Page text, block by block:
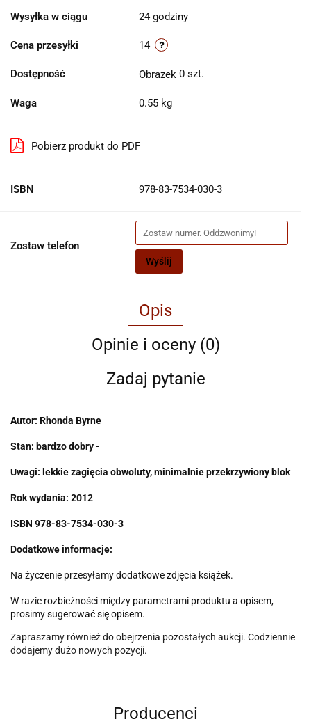
Wysyłka w ciągu 24 godziny
Cena przesyłki 14
Dostępność 0 szt.
Waga 0.55 kg
Pobierz produkt do PDF
ISBN 978-83-7534-030-3
Zostaw telefon
Wyślij
Opis
Opinie i oceny (0)
Zadaj pytanie
Autor: Rhonda Byrne
Stan: bardzo dobry -
Uwagi: lekkie zagięcia obwoluty, minimalnie przekrzywiony blok
Rok wydania: 2012
ISBN 978-83-7534-030-3
Dodatkowe informacje:
Na życzenie przesyłamy dodatkowe zdjęcia książek.
W razie rozbieżności między parametrami produktu a opisem,
prosimy sugerować się opisem.
Zapraszamy również do obejrzenia pozostałych aukcji. Codziennie
dodajemy dużo nowych pozycji.
Producenci